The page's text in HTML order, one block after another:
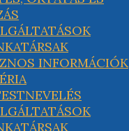
INFORMÁCIÓK